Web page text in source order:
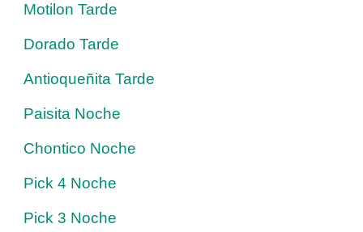
Motilon Tarde
Dorado Tarde
Antioqueñita Tarde
Paisita Noche
Chontico Noche
Pick 4 Noche
Pick 3 Noche